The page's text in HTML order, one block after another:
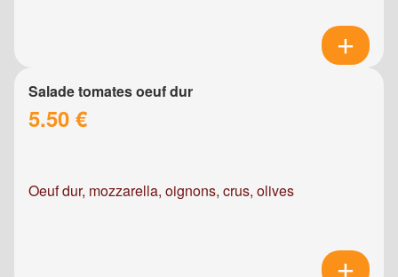
Salade tomates oeuf dur
5.50 €
Oeuf dur, mozzarella, oignons, crus, olives